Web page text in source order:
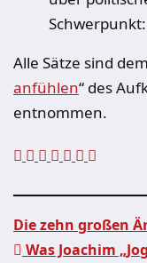
Alle Sätze sind
anfühlen“ des
entnommen.
Die zehn großen
Was Joachim